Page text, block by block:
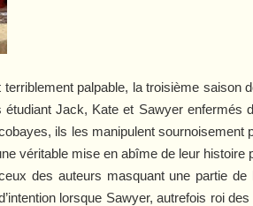
palpable, la troisième saison
Jack, Kate et Sawyer enfermés
ils les manipulent sournoisement
véritable mise en abîme de leur histoire
des auteurs masquant une partie de
lorsque Sawyer, autrefois roi